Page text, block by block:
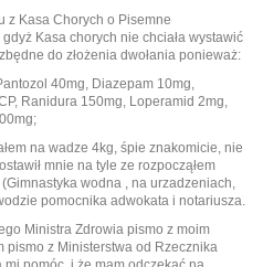
z Kasa Chorych o Pisemne
Kasa chorych nie chciała wystawić
do złożenia dwołania ponieważ:
40mg, Diazepam 10mg,
Ranidura 150mg, Loperamid 2mg,
na wadze 4kg, śpie znakomicie, nie
mnie na tyle ze rozpocząłem
wodna , na urzadzeniach,
pomocnika adwokata i notariusza.
Ministra Zdrowia pismo z moim
pismo z Ministerstwa od Rzecznika